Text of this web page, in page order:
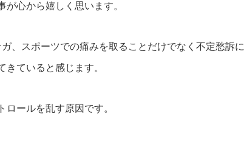
心から嬉しく思います。
、スポーツでの痛みを取ることだけでなく不定愁訴に
ていると感じます。
ールを乱す原因です。